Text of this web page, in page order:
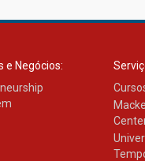
e Negócios: